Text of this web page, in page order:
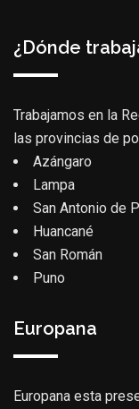
¿Dónde
Trabajamos en la
las provincias de
Azángaro
Lampa
San Antonio de
Huancané
San Román
Puno
Europana
Europana esta